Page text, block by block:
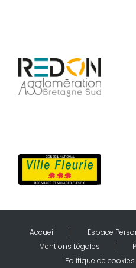
Accueil Espace
Mentions Légales
Politique de cookies